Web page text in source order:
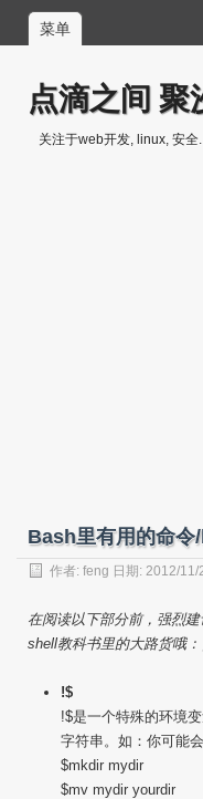
菜单
点滴之间 聚
关注于web开发, linux, 安全
Bash里有用的命令
作者: feng 日期: 2012/11/
在阅读以下部分前，强烈
shell教科书里的大路货哦：
!$
!$是一个特殊的环境
字符串。如：你可能
$mkdir mydir
$mv mydir yourdir